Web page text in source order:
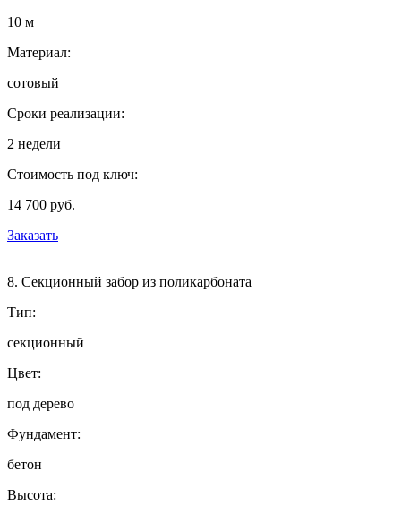
10 м
Материал:
сотовый
Сроки реализации:
2 недели
Стоимость под ключ:
14 700 руб.
Заказать
8. Секционный забор из поликарбоната
Тип:
секционный
Цвет:
под дерево
Фундамент:
бетон
Высота: